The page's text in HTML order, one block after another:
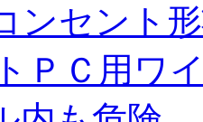
ンセント
ＰＣ用ワ